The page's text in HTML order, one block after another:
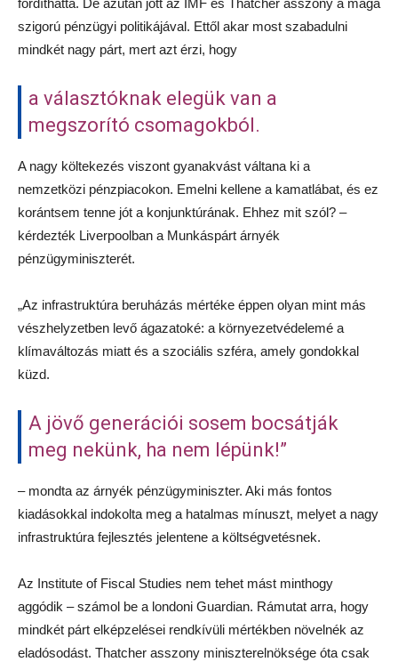
fordíthatta. De azután jött az IMF és Thatcher asszony a maga
szigorú pénzügyi politikájával. Ettől akar most szabadulni
mindkét nagy párt, mert azt érzi, hogy
a választóknak elegük van a
megszorító csomagokból.
A nagy költekezés viszont gyanakvást váltana ki a
nemzetközi pénzpiacokon. Emelni kellene a kamatlábat, és ez
korántsem tenne jót a konjunktúrának. Ehhez mit szól? –
kérdezték Liverpoolban a Munkáspárt árnyék
pénzügyminiszterét.
„Az infrastruktúra beruházás mértéke éppen olyan mint más
vészhelyzetben levő ágazatoké: a környezetvédelemé a
klímaváltozás miatt és a szociális szféra, amely gondokkal
küzd.
A jövő generációi sosem bocsátják
meg nekünk, ha nem lépünk!”
– mondta az árnyék pénzügyminiszter. Aki más fontos
kiadásokkal indokolta meg a hatalmas mínuszt, melyet a nagy
infrastruktúra fejlesztés jelentene a költségvetésnek.
Az Institute of Fiscal Studies nem tehet mást minthogy
aggódik – számol be a londoni Guardian. Rámutat arra, hogy
mindkét párt elképzelései rendkívüli mértékben növelnék az
eladósodást. Thatcher asszony miniszterelnöksége óta csak